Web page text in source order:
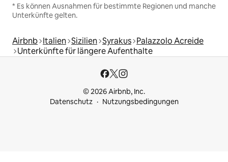
* Es können Ausnahmen für bestimmte Regionen und manche
Unterkünfte gelten.
Airbnb Italien Sizilien Syrakus Palazzolo Acreide
Unterkünfte für längere Aufenthalte
© 2026 Airbnb, Inc.
Datenschutz
Nutzungsbedingungen